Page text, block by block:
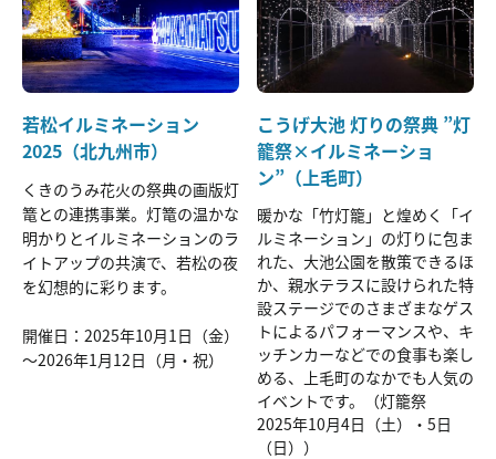
若松イルミネーション
2025（北九州市）
くきのうみ花火の祭典の画版灯
篭との連携事業。灯篭の温かな
明かりとイルミネーションのラ
イトアップの共演で、若松の夜
を幻想的に彩ります。
開催日：2025年10月1日（金）
～2026年1月12日（月・祝）
こうげ大池 灯りの祭典 ”灯
籠祭×イルミネーショ
ン”（上毛町）
暖かな「竹灯籠」と煌めく「イ
ルミネーション」の灯りに包ま
れた、大池公園を散策できるほ
か、親水テラスに設けられた特
設ステージでのさまざまなゲス
トによるパフォーマンスや、キ
ッチンカーなどでの食事も楽し
める、上毛町のなかでも人気の
イベントです。（灯籠祭
2025年10月4日（土）・5日
（日））